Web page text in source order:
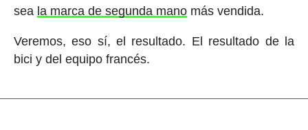
sea la marca de segunda manomás vendida.
Veremos, eso sí, el resultado. El resultado de la
bici y del equipo francés.